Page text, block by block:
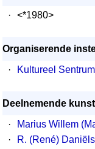
·
<*1980>
Organiserende
·
Kultureel
Deelnemende
·
Marius Willem
·
R. (René) Daniëls